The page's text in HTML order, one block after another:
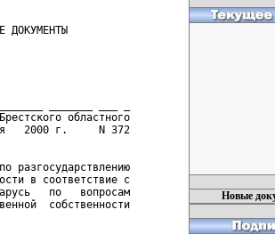
ДОКУМЕНТЫ
областного
2000 г.     N 372
разгосударствлению
в соответствие с
по   вопросам
собственности
Новые